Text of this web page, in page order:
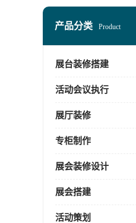
产品分类 Product
展台装修搭建
活动会议执行
展厅装修
专柜制作
展会装修设计
展会搭建
活动策划